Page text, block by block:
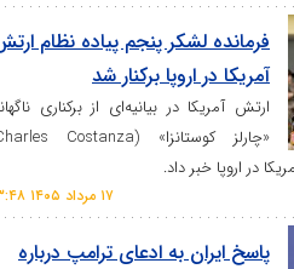
پنجم پیاده نظام ارتش
برکنار شد
بیانیه‌ای از برکناری ناگهانی
«چارلز کوستانزا» (Charles Costanza)
ادعای ترامپ درباره